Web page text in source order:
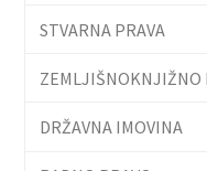
STVARNA PRAVA
ZEMLJIŠNOKNJIŽNO
DRŽAVNA IMOVINA